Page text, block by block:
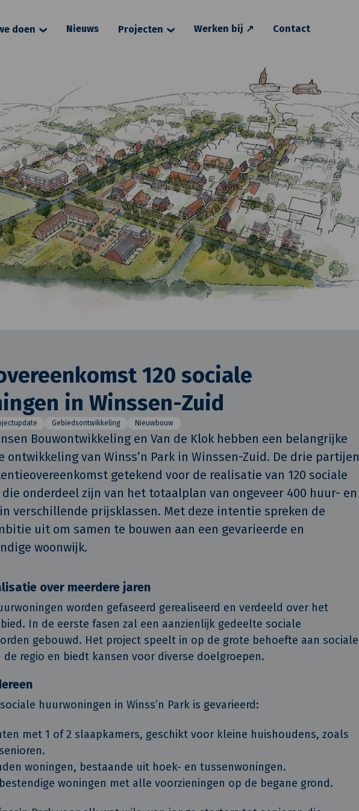
doen Nieuws Projecten Werken bij ↗ Contact
120 sociale
in Winssen-Zuid
Gebiedsontwikkeling Nieuwbouw
Bouwontwikkeling en Van de Klok hebben een belangrijke
ontwikkeling van Winss’n Park in Winssen-Zuid. De drie partijen
getekend voor de realisatie van 120 sociale
onderdeel zijn van het totaalplan van ongeveer 400 huur- en
verschillende prijsklassen. Met deze intentie spreken de
uit om samen te bouwen aan een gevarieerde en
woonwijk.
over meerdere jaren
worden gefaseerd gerealiseerd en verdeeld over het
In de eerste fasen zal een aanzienlijk gedeelte sociale
gebouwd. Het project speelt in op de grote behoefte aan sociale
de regio en biedt kansen voor diverse doelgroepen.
huurwoningen in Winss’n Park is gevarieerd:
met 1 of 2 slaapkamers, geschikt voor kleine huishoudens, zoals
woningen, bestaande uit hoek- en tussenwoningen.
woningen met alle voorzieningen op de begane grond.